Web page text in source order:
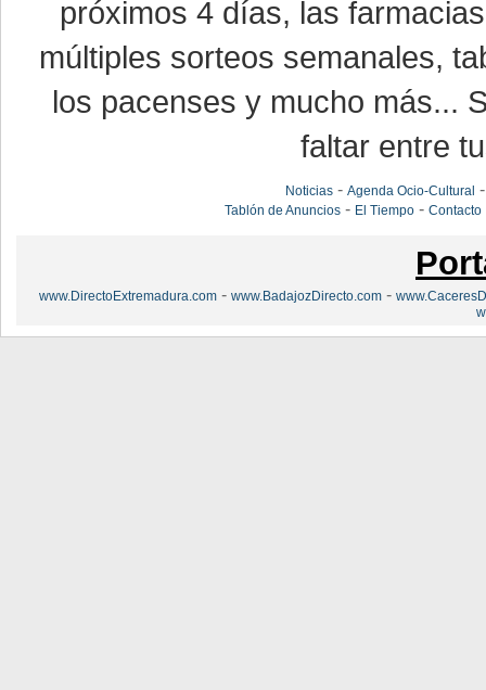
próximos 4 días, las
múltiples sorteos semanales,
los pacenses y mucho más...
faltar entre
Noticias -Agenda Ocio-Cultural
Tablón de Anuncios - El Tiempo -Contacto
www.DirectoExtremadura.com - www.BadajozDirecto.com -